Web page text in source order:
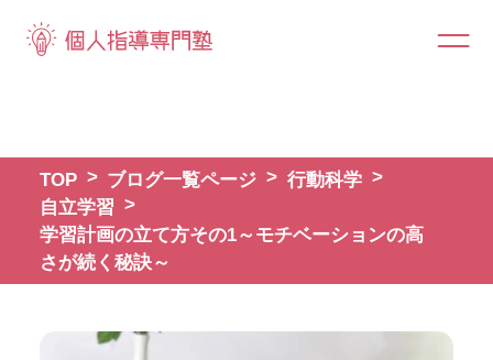
TOP ブログ一覧ページ
行動科学
自立学習
学習計画の立て方その1～モチベーションの高
さが続く秘訣～